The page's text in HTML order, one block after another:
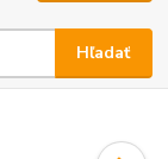
Hľadať